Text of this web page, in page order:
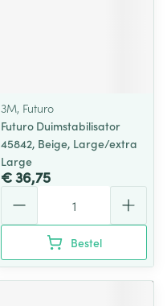
3M, Futuro
Futuro Duimstabilisator
45842, Beige, Large/extra
Large
€ 36,75
Bestel